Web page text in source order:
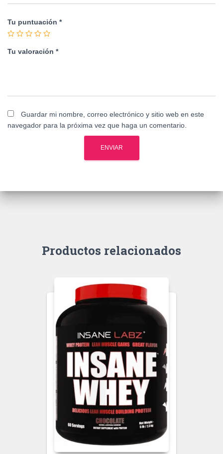
Tu puntuación *
Tu valoración *
Guardar mi nombre, correo electrónico y sitio web en este
navegador para la próxima vez que haga un comentario.
Productos relacionados